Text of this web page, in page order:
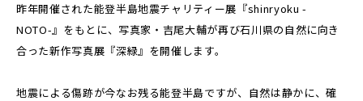
昨年開催された能登半島地震チャリティー展『shinryoku -
NOTO-』をもとに、写真家・吉尾大輔が再び石川県の自然に向き
合った新作写真展『深緑』を開催します。
地震による傷跡が今なお残る能登半島ですが、自然は静かに、確